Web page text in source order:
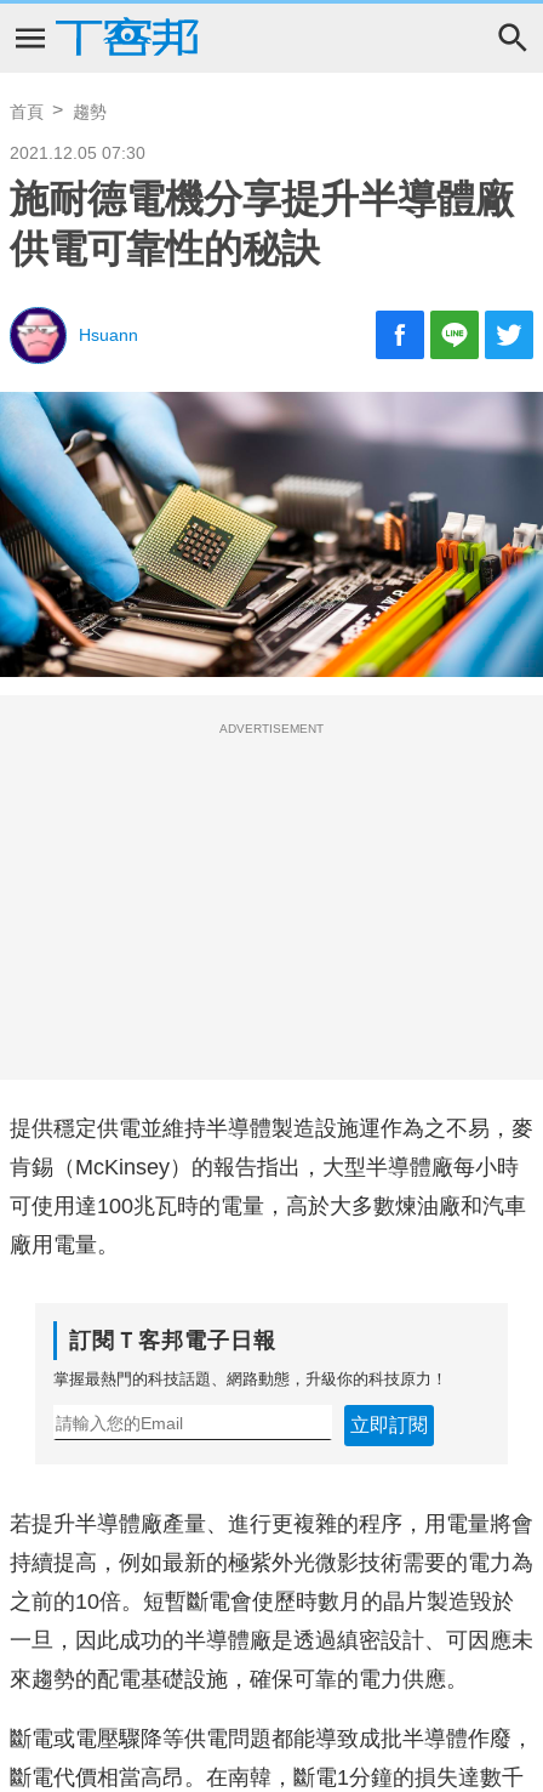
首頁 趨勢
2021.12.05 07:30
施耐德電機分享提升半導體廠
供電可靠性的秘訣
Hsuann
ADVERTISEMENT
提供穩定供電並維持半導體製造設施運作為之不易，麥
肯錫（McKinsey）的報告指出，大型半導體廠每小時
可使用達100兆瓦時的電量，高於大多數煉油廠和汽車
廠用電量。
訂閱Ｔ客邦電子日報
掌握最熱門的科技話題、網路動態，升級你的科技原力！
立即訂閱
若提升半導體廠產量、進行更複雜的程序，用電量將會
持續提高， 例如最新的極紫外光微影技術需要的電力為
之前的10倍。 短暫斷電會使歷時數月的晶片製造毀於
一旦， 因此成功的半導體廠是透過縝密設計、 可因應未
來趨勢的配電基礎設施，確保可靠的電力供應。
斷電或電壓驟降等供電問題都能導致成批半導體作廢，
斷電代價相當高昂。在南韓，斷電1分鐘的損失達數千